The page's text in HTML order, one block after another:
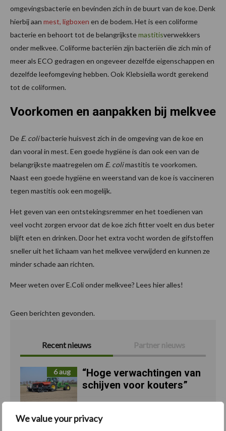
We value your privacy
omgevingsbacterie en bevinden zich in de buurt van de koe. Denk
hierbij aan mest, ligboxen en de bodem. Het is een coliforme
bacterie en behoort tot de belangrijkstemastitisverwekkers
onder melkvee. Coliforme bacteriën zijn bacteriën die zich min of
meer als ECO gedragen en ongeveer dezelfde eigenschappen en
dezelfde leefomgeving hebben. Ook Klebsiella wordt gerekend
tot de coliformen.
Voorkomen en aanpakken bij melkvee
De E. colibacterie huisvest zich in de omgeving van de koe en
dan vooral in mest. Een goede hygiëne is dan ook een van de
belangrijkste maatregelen om E. colimastitis te voorkomen.
Naast een goede hygiëne en weerstand van de koe is vaccineren
tegen mastitis ook een mogelijk.
Het geven van een ontstekingsremmer en het toedienen van
veel vocht zorgen ervoor dat de koe zich fitter voelt en dus beter
blijft eten en drinken. Door het extra vocht worden de gifstoffen
sneller uit het lichaam van het melkvee verwijderd en kunnen ze
minder schade aan richten.
Meer weten over E.Coli onder melkvee? Lees hier alles!
Geen berichten gevonden.
Recent nieuws Partner nieuws
6 aug
“Hoge verwachtingen van
schijven voor kouters”
5 aug
Albourgh Tyres breidt uit